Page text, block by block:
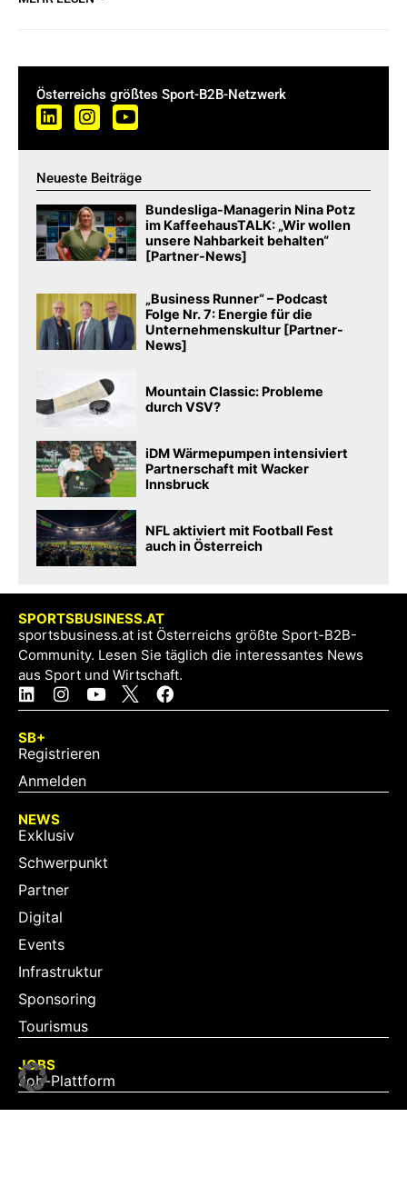
Österreichs größtes Sport-B2B-Netzwerk
Neueste Beiträge
Bundesliga-Managerin Nina Potz
im KaffeehausTALK: „Wir wollen
unsere Nahbarkeit behalten“
[Partner-News]
„Business Runner“ – Podcast
Folge Nr. 7: Energie für die
Unternehmenskultur [Partner-
News]
Mountain Classic: Probleme
durch VSV?
iDM Wärmepumpen intensiviert
Partnerschaft mit Wacker
Innsbruck
NFL aktiviert mit Football Fest
auch in Österreich
SPORTSBUSINESS.AT
sportsbusiness.at ist Österreichs größte Sport-B2B-
Community. Lesen Sie täglich die interessantes News
aus Sport und Wirtschaft.
SB+
Registrieren
Anmelden
NEWS
Exklusiv
Schwerpunkt
Partner
Digital
Events
Infrastruktur
Sponsoring
Tourismus
JOBS
Job-Plattform